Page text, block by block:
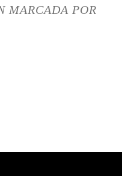
MARCADA POR